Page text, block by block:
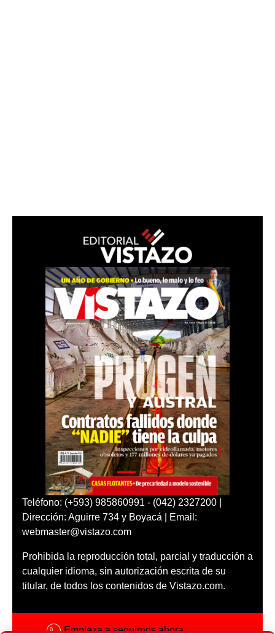
Teléfono: (+593) 985860991 - (042) 2327200 |
Dirección: Aguirre 734 y Boyacá | Email:
webmaster@vistazo.com
Prohibida la reproducción total, parcial y traducción a
cualquier idioma, sin autorización escrita de su
titular, de todos los contenidos de Vistazo.com.
Empieza a seguirnos ahora